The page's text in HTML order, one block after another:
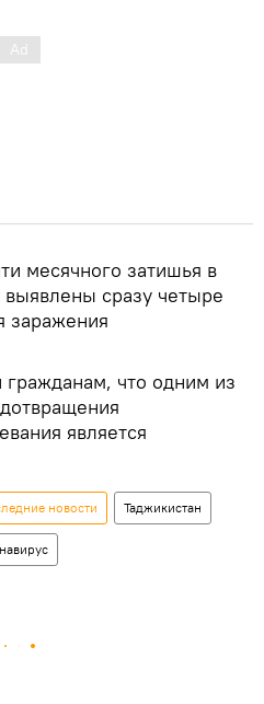
месячного затишья в
выявлены сразу четыре
заражения
что одним из
является
новости Таджикистан